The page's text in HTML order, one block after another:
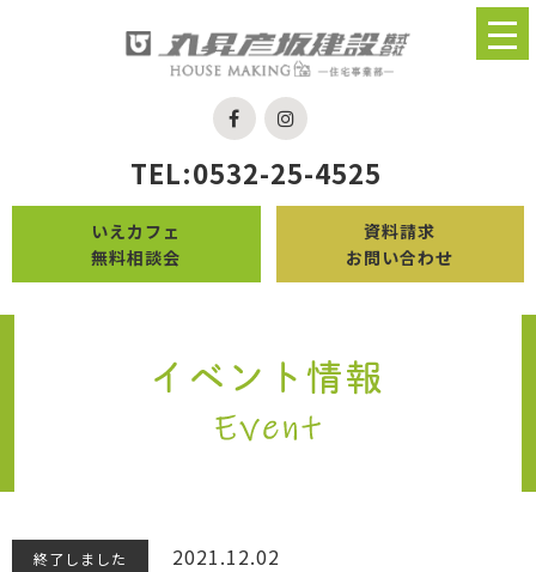
TEL:0532-25-4525
いえカフェ
無料相談会
資料請求
お問い合わせ
終了しました 2021.12.02